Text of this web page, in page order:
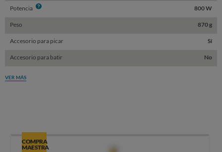
Potencia Info 800 W
Peso 870 g
Accesorio para picar Sí
Accesorio para batir No
VER MÁS
COMPRA
MAESTRA